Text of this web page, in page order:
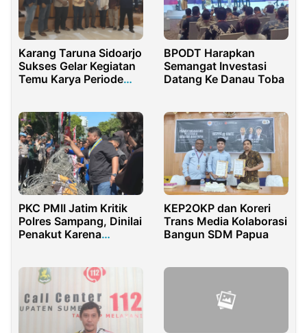
Karang Taruna Sidoarjo
Sukses Gelar Kegiatan
Temu Karya Periode
BPODT Harapkan
Semangat Investasi
Datang Ke Danau Toba
PKC PMII Jatim Kritik
Polres Sampang, Dinilai
Penakut Karena
KEP2OKP dan Koreri
Trans Media Kolaborasi
Bangun SDM Papua